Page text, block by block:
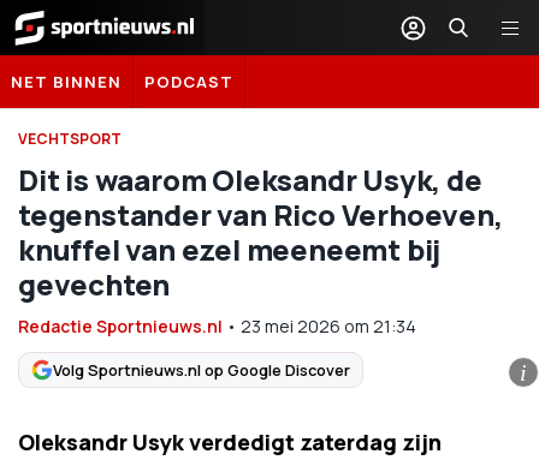
Sportnieuws.nl
NET BINNEN PODCAST
VECHTSPORT
Dit is waarom Oleksandr Usyk, de
tegenstander van Rico Verhoeven,
knuffel van ezel meeneemt bij
gevechten
Redactie Sportnieuws.nl • 23 mei 2026 om 21:34
Volg Sportnieuws.nl op Google Discover i
Oleksandr Usyk verdedigt zaterdag zijn